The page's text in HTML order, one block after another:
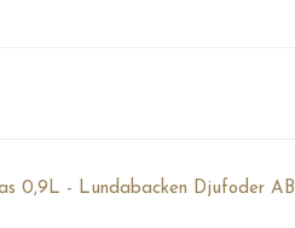
0,9L - Lundabacken Djufoder AB